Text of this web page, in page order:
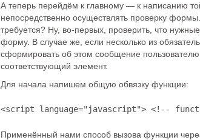
А теперь перейдём к главному — к написанию
непосредственно осуществлять проверку
требуется? Ну, во-первых, проверить, что
форму. В случае же, если несколько из
сформировать об этом сообщение пользователю
соответствующий элемент.
Для начала напишем общую обвязку функции:
<script language="javascript"> <!--
Применённый нами способ вызова функции